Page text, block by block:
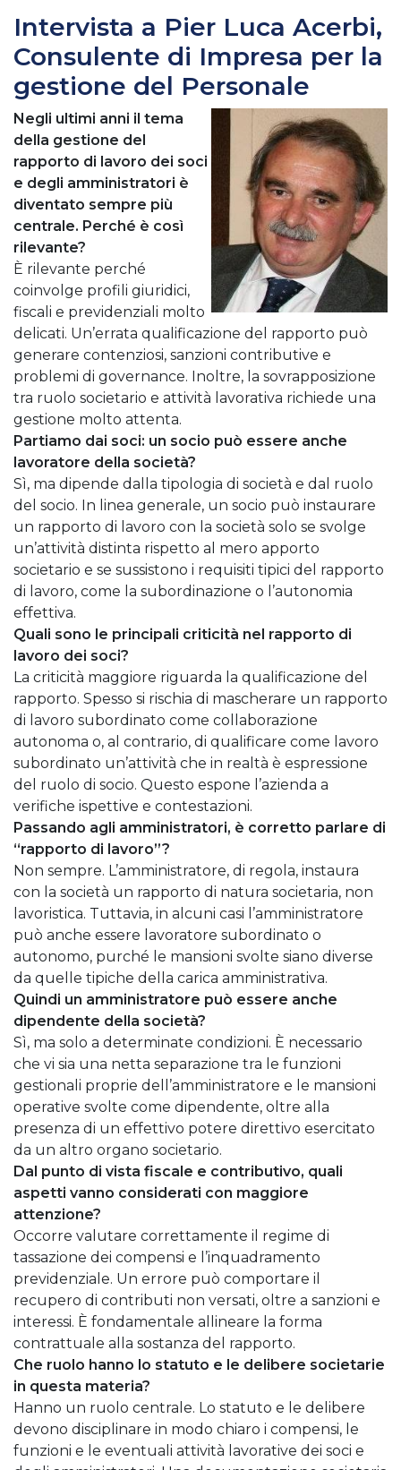
Intervista a Pier Luca Acerbi,
Consulente di Impresa per la
gestione del Personale
Negli ultimi anni il tema
della gestione del
rapporto di lavoro dei soci
e degli amministratori è
diventato sempre più
centrale. Perché è così
rilevante?
È rilevante perché
coinvolge profili giuridici,
fiscali e previdenziali molto
delicati. Un’errata qualificazione del rapporto può
generare contenziosi, sanzioni contributive e
problemi di governance. Inoltre, la sovrapposizione
tra ruolo societario e attività lavorativa richiede una
gestione molto attenta.
Partiamo dai soci: un socio può essere anche
lavoratore della società?
Sì, ma dipende dalla tipologia di società e dal ruolo
del socio. In linea generale, un socio può instaurare
un rapporto di lavoro con la società solo se svolge
un’attività distinta rispetto al mero apporto
societario e se sussistono i requisiti tipici del rapporto
di lavoro, come la subordinazione o l’autonomia
effettiva.
Quali sono le principali criticità nel rapporto di
lavoro dei soci?
La criticità maggiore riguarda la qualificazione del
rapporto. Spesso si rischia di mascherare un rapporto
di lavoro subordinato come collaborazione
autonoma o, al contrario, di qualificare come lavoro
subordinato un’attività che in realtà è espressione
del ruolo di socio. Questo espone l’azienda a
verifiche ispettive e contestazioni.
Passando agli amministratori, è corretto parlare di
“rapporto di lavoro”?
Non sempre. L’amministratore, di regola, instaura
con la società un rapporto di natura societaria, non
lavoristica. Tuttavia, in alcuni casi l’amministratore
può anche essere lavoratore subordinato o
autonomo, purché le mansioni svolte siano diverse
da quelle tipiche della carica amministrativa.
Quindi un amministratore può essere anche
dipendente della società?
Sì, ma solo a determinate condizioni. È necessario
che vi sia una netta separazione tra le funzioni
gestionali proprie dell’amministratore e le mansioni
operative svolte come dipendente, oltre alla
presenza di un effettivo potere direttivo esercitato
da un altro organo societario.
Dal punto di vista fiscale e contributivo, quali
aspetti vanno considerati con maggiore
attenzione?
Occorre valutare correttamente il regime di
tassazione dei compensi e l’inquadramento
previdenziale. Un errore può comportare il
recupero di contributi non versati, oltre a sanzioni e
interessi. È fondamentale allineare la forma
contrattuale alla sostanza del rapporto.
Che ruolo hanno lo statuto e le delibere societarie
in questa materia?
Hanno un ruolo centrale. Lo statuto e le delibere
devono disciplinare in modo chiaro i compensi, le
funzioni e le eventuali attività lavorative dei soci e